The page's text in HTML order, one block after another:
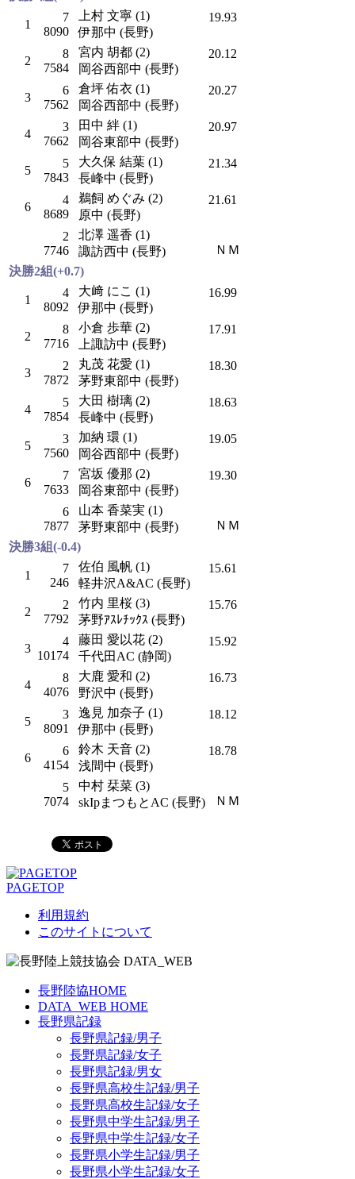
1
7
8090
上村 文寧 (1)
伊那中 (長野)
19.93
2
8
7584
宮内 胡都 (2)
岡谷西部中 (長野)
20.12
3
6
7562
倉坪 佑衣 (1)
岡谷西部中 (長野)
20.27
4
3
7662
田中 絆 (1)
岡谷東部中 (長野)
20.97
5
5
7843
大久保 結葉 (1)
長峰中 (長野)
21.34
6
4
8689
鵜飼 めぐみ (2)
原中 (長野)
21.61
2
7746
北澤 遥香 (1)
諏訪西中 (長野)
ＮＭ
決勝2組(+0.7)
1
4
8092
大﨑 にこ (1)
伊那中 (長野)
16.99
2
8
7716
小倉 歩華 (2)
上諏訪中 (長野)
17.91
3
2
7872
丸茂 花愛 (1)
茅野東部中 (長野)
18.30
4
5
7854
大田 樹璃 (2)
長峰中 (長野)
18.63
5
3
7560
加納 環 (1)
岡谷西部中 (長野)
19.05
6
7
7633
宮坂 優那 (2)
岡谷東部中 (長野)
19.30
6
7877
山本 香菜実 (1)
茅野東部中 (長野)
ＮＭ
決勝3組(-0.4)
1
7
246
佐伯 風帆 (1)
軽井沢A&AC (長野)
15.61
2
2
7792
竹内 里桜 (3)
茅野ｱｽﾚﾁｯｸｽ (長野)
15.76
3
4
10174
藤田 愛以花 (2)
千代田AC (静岡)
15.92
4
8
4076
大鹿 愛和 (2)
野沢中 (長野)
16.73
5
3
8091
逸見 加奈子 (1)
伊那中 (長野)
18.12
6
6
4154
鈴木 天音 (2)
浅間中 (長野)
18.78
5
7074
中村 栞菜 (3)
skIpまつもとAC (長野)
ＮＭ
PAGETOP
利用規約
このサイトについて
長野陸協HOME
DATA_WEB HOME
長野県記録
長野県記録/男子
長野県記録/女子
長野県記録/男女
長野県高校生記録/男子
長野県高校生記録/女子
長野県中学生記録/男子
長野県中学生記録/女子
長野県小学生記録/男子
長野県小学生記録/女子